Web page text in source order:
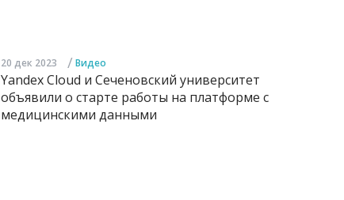
20 дек 2023 / Видео
Yandex Cloud и Сеченовский университет
объявили о старте работы на платформе с
медицинскими данными